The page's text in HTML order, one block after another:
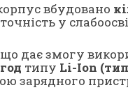
вбудовано
у
що дає змогу
типу Li-Ion
зарядного